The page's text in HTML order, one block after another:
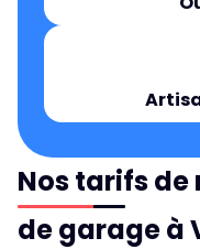
Nos tarifs
de garage à